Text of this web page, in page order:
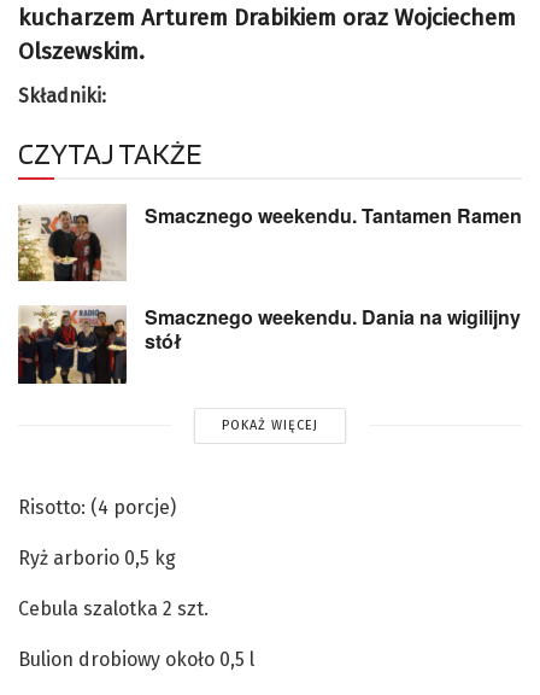
kucharzem Arturem Drabikiem oraz Wojciechem
Olszewskim.
Składniki:
CZYTAJ TAKŻE
Smacznego weekendu. Tantamen Ramen
Smacznego weekendu. Dania na wigilijny
stół
POKAŻ WIĘCEJ
Risotto: (4 porcje)
Ryż arborio 0,5 kg
Cebula szalotka 2 szt.
Bulion drobiowy około 0,5 l